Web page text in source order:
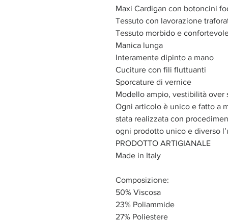
Maxi Cardigan con botoncini
Tessuto con lavorazione
Tessuto morbido e
Manica lunga
Interamente dipinto a mano
Cuciture con fili fluttuanti
Sporcature di vernice
Modello ampio, vestibilità over
Ogni articolo è unico e fatto a
stata realizzata con
ogni prodotto unico e diverso
PRODOTTO ARTIGIANALE
Made in Italy
Composizione:
50% Viscosa
23% Poliammide
27% Poliestere